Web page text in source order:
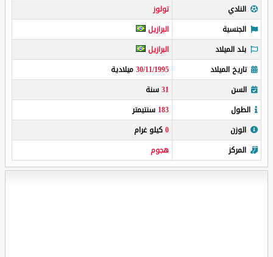
النادي
تولوز
الجنسية
البرازيل
بلد الميلاد
البرازيل
تاريخ الميلاد
30/11/1995ميلادية
السن
31سنة
الطول
183 سنتيمتر
الوزن
0كيلو غرام
المركز
هجوم